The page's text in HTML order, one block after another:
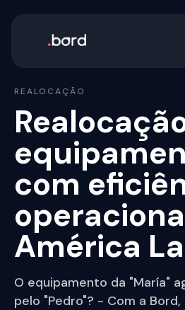
REALOCAÇÃO
com
América
O equipamento da "María"
pelo "Pedro"? - Com a